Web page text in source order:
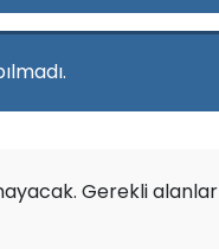
Gerekli alanlar